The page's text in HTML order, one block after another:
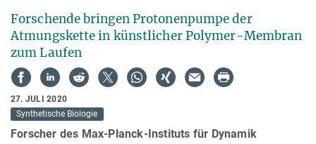
Forschende bringen Protonenpumpe der
Atmungskette in künstlicher Polymer-Membran
zum Laufen
27. JULI 2020
Synthetische Biologie
Forscher des Max-Planck-Instituts für Dynamik